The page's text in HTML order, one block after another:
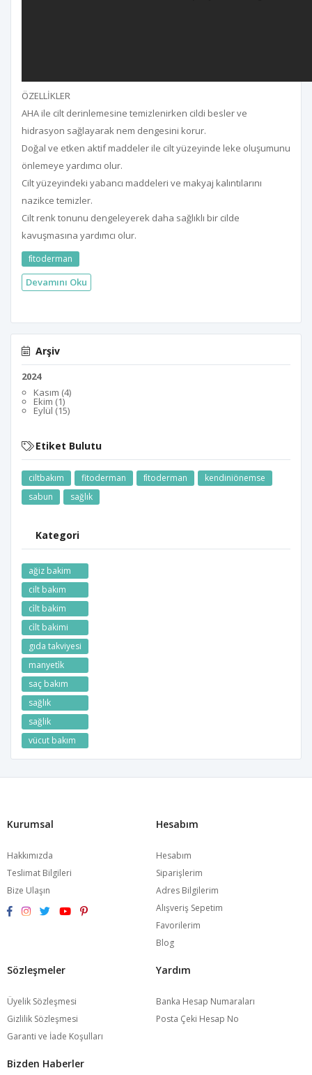
Arşiv
2024
Kasım (4)
Ekim (1)
Eylül (15)
Etiket Bulutu
ciltbakım fitoderman fi̇toderman
kendiniönemse
sabun
sağlık
Kategori
ağiz bakim
cilt bakım
ci̇lt bakim
ci̇lt bakimi
gıda takviyesi
manyeti̇k
saç bakım
sağlık
sağlik
vücut bakım
ÖZELLİKLER
AHA ile cilt derinlemesine temizlenirken cildi besler ve
hidrasyon sağlayarak nem dengesini korur.
Doğal ve etken aktif maddeler ile cilt yüzeyinde leke oluşumunu
önlemeye yardımcı olur.
Cilt yüzeyindeki yabancı maddeleri ve makyaj kalıntılarını
nazikce temizler.
Cilt renk tonunu dengeleyerek daha sağlıklı bir cilde
kavuşmasına yardımcı olur.
fi̇toderman
Devamını Oku
Kurumsal
Hakkımızda
Teslimat Bilgileri
Bize Ulaşın
Hesabım
Hesabım
Siparişlerim
Adres Bilgilerim
Alışveriş Sepetim
Favorilerim
Blog
Sözleşmeler
Üyelik Sözleşmesi
Gizlilik Sözleşmesi
Garanti ve İade Koşulları
Yardım
Banka Hesap Numaraları
Posta Çeki Hesap No
Bizden Haberler